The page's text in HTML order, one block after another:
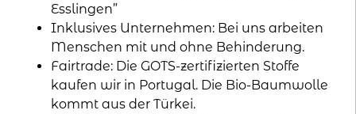
Esslingen”
Inklusives Unternehmen: Bei uns arbeiten
Menschen mit und ohne Behinderung.
Fairtrade: Die GOTS-zertifizierten Stoffe
kaufen wir in Portugal. Die Bio-Baumwolle
kommt aus der Türkei.